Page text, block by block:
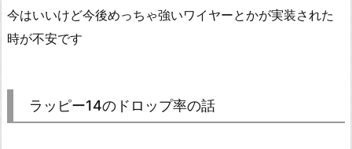
今はいいけど今後めっちゃ強いワイヤーとかが実装された
時が不安です
ラッピー14のドロップ率の話